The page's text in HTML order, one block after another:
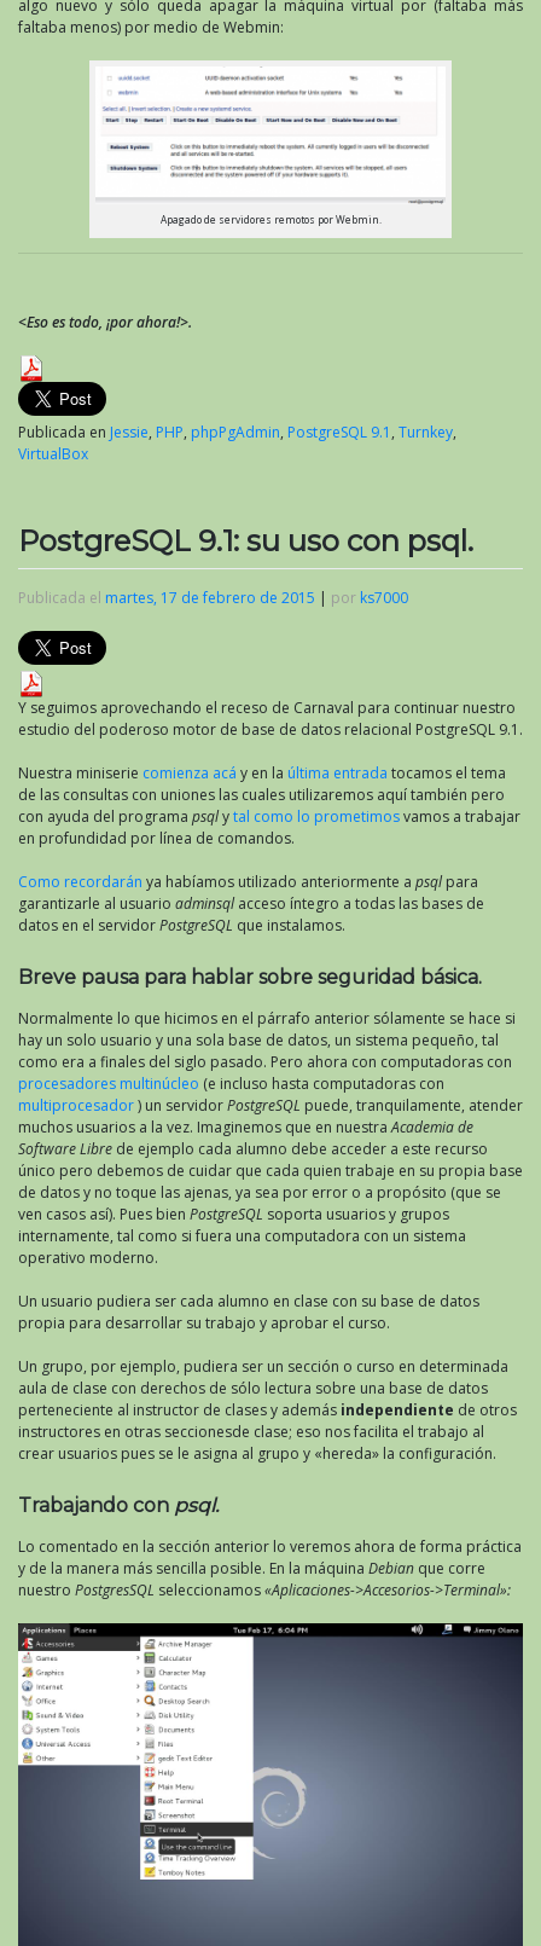
algo nuevo y sólo queda apagar la máquina virtual por (faltaba más
faltaba menos) por medio de Webmin:
Apagado de servidores remotos por Webmin.
<Eso es todo, ¡por ahora!>.
Publicada en Jessie, PHP, phpPgAdmin, PostgreSQL 9.1 , Turnkey,
VirtualBox
PostgreSQL 9.1: su uso con psql.
Publicada el martes, 17 de febrero de 2015 | por ks7000
Y seguimos aprovechando el receso de Carnaval para continuar nuestro
estudio del poderoso motor de base de datos relacional PostgreSQL 9.1.
Nuestra miniserie comienza acá y en la última entrada tocamos el tema
de las consultas con uniones las cuales utilizaremos aquí también pero
con ayuda del programa psqlytal como lo prometimosvamos a trabajar
en profundidad por línea de comandos.
Como recordarán ya habíamos utilizado anteriormente a psqlpara
garantizarle al usuario adminsqlacceso íntegro a todas las bases de
datos en el servidorPostgreSQL que instalamos.
Breve pausa para hablar sobre seguridad básica.
Normalmente lo que hicimos en el párrafo anterior sólamente se hace si
hay un solo usuario y una sola base de datos, un sistema pequeño, tal
como era a finales del siglo pasado. Pero ahora con computadoras con
procesadores multinúcleo (e incluso hasta computadoras con
multiprocesador) un servidorPostgreSQL puede, tranquilamente, atender
muchos usuarios a la vez. Imaginemos que en nuestraAcademia de
Software Libre de ejemplo cada alumno debe acceder a este recurso
único pero debemos de cuidar que cada quien trabaje en su propia base
de datos y no toque las ajenas, ya sea por error o a propósito (que se
ven casos así). Pues bien PostgreSQL soporta usuarios y grupos
internamente, tal como si fuera una computadora con un sistema
operativo moderno.
Un usuario pudiera ser cada alumno en clase con su base de datos
propia para desarrollar su trabajo y aprobar el curso.
Un grupo, por ejemplo, pudiera ser un sección o curso en determinada
aula de clase con derechos de sólo lectura sobre una base de datos
perteneciente al instructor de clases y además independiente de otros
instructores en otras seccionesde clase; eso nos facilita el trabajo al
crear usuarios pues se le asigna al grupo y «hereda» la configuración.
Trabajando con psql.
Lo comentado en la sección anterior lo veremos ahora de forma práctica
y de la manera más sencilla posible. En la máquina Debian que corre
nuestro PostgresSQL seleccionamos«Aplicaciones->Accesorios->Terminal»: